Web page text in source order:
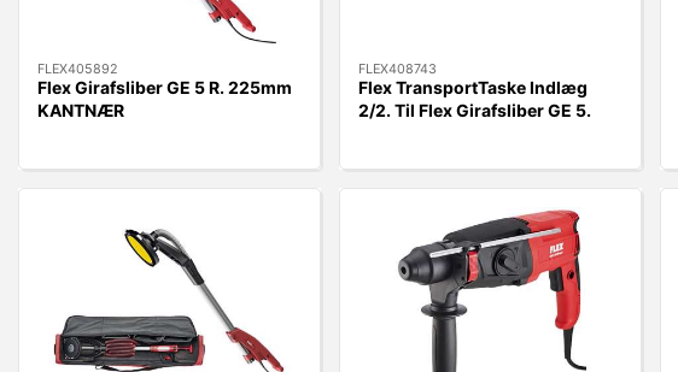
FLEX405892
Flex Girafsliber GE 5 R. 225mm
KANTNÆR
FLEX408743
Flex TransportTaske Indlæg
2/2. Til Flex Girafsliber GE 5.